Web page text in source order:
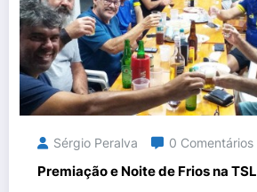
Sérgio Peralva 0 Comentários
Premiação e Noite de Frios na TSL